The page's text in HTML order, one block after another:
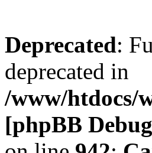
Deprecated:
deprecated in
/www/htdocs/
[phpBB